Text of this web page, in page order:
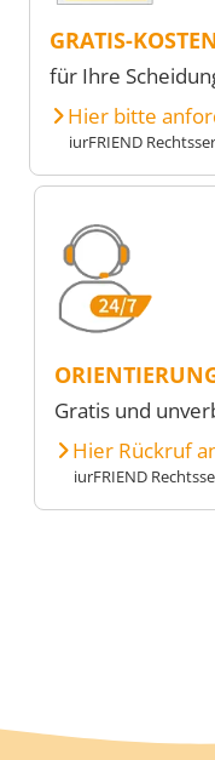
GRATIS-
für Ihre
Hier bitte
iurFRIEND
Gratis und
Hier Rückruf
iurFRIEND